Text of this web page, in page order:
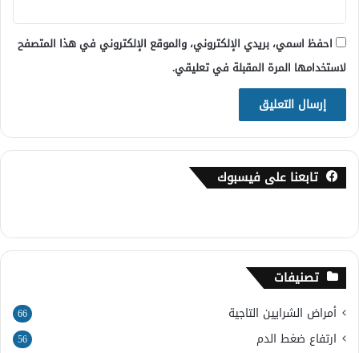
احفظ اسمي، بريدي الإلكتروني، والموقع الإلكتروني في هذا المتصفح
لاستخدامها المرة المقبلة في تعليقي.
تابعنا على فيسبوك
تصنيفات
أمراض الشرايين التاجية 66
ارتفاع ضغط الدم 56